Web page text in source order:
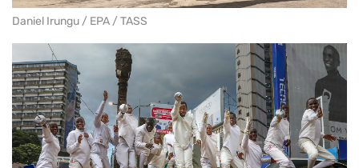
Daniel Irungu / EPA / TASS